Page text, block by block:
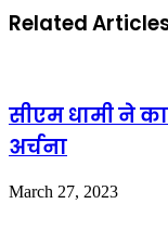
Related
सीएम धामी ने
अर्चना
March 27, 2023